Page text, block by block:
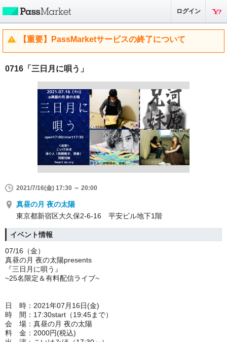
ログイン
【重要】PassMarketサービスの終了について
0716「三日月に唄う」
2021/7/16(金) 17:30 ～ 20:00
真昼の月 夜の太陽
東京都新宿区大久保2-6-16 平安ビル地下1階
イベント情報
07/16（金）
真昼の月 夜の太陽presents
『三日月に唄う』
~25名限定＆有料配信ライブ~
日 時：2021年07月16日(金)
時 間：17:30start（19:45まで）
会 場：真昼の月 夜の太陽
料 金：2000円(税込)